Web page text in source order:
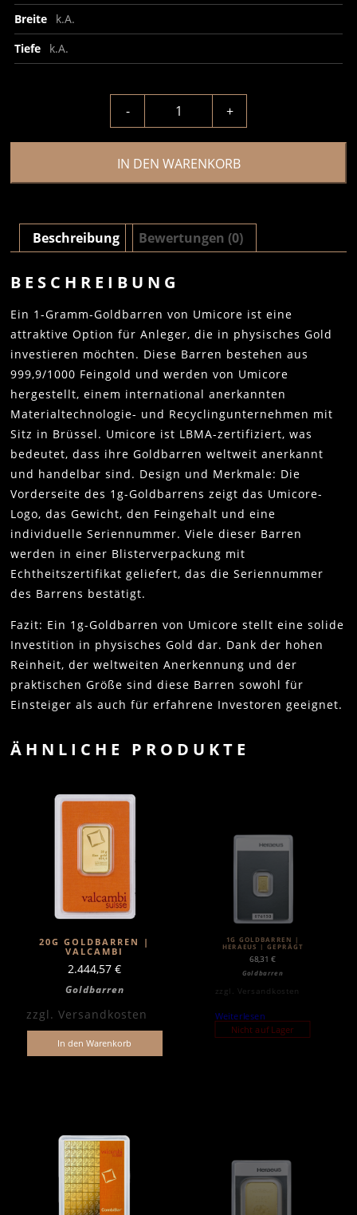
Breite
k.A.
Tiefe
k.A.
- +
IN DEN WARENKORB
Beschreibung Bewertungen (0)
BESCHREIBUNG
Ein 1-Gramm-Goldbarren von Umicore ist eine
attraktive Option für Anleger, die in physisches Gold
investieren möchten. Diese Barren bestehen aus
999,9/1000 Feingold und werden von Umicore
hergestellt, einem international anerkannten
Materialtechnologie- und Recyclingunternehmen mit
Sitz in Brüssel. Umicore ist LBMA-zertifiziert, was
bedeutet, dass ihre Goldbarren weltweit anerkannt
und handelbar sind.​ Design und Merkmale: Die
Vorderseite des 1g-Goldbarrens zeigt das Umicore-
Logo, das Gewicht, den Feingehalt und eine
individuelle Seriennummer. Viele dieser Barren
werden in einer Blisterverpackung mit
Echtheitszertifikat geliefert, das die Seriennummer
des Barrens bestätigt. ​
Fazit: Ein 1g-Goldbarren von Umicore stellt eine solide
Investition in physisches Gold dar. Dank der hohen
Reinheit, der weltweiten Anerkennung und der
praktischen Größe sind diese Barren sowohl für
Einsteiger als auch für erfahrene Investoren geeignet.
ÄHNLICHE PRODUKTE
20G GOLDBARREN |
VALCAMBI
2.444,57 €
Goldbarren
zzgl. Versandkosten
In den Warenkorb
1G GOLDBARREN |
HERAEUS | GEPRÄGT
68,31€
Goldbarren
zzgl. Versandkosten
Weiterlesen
Nicht auf Lager